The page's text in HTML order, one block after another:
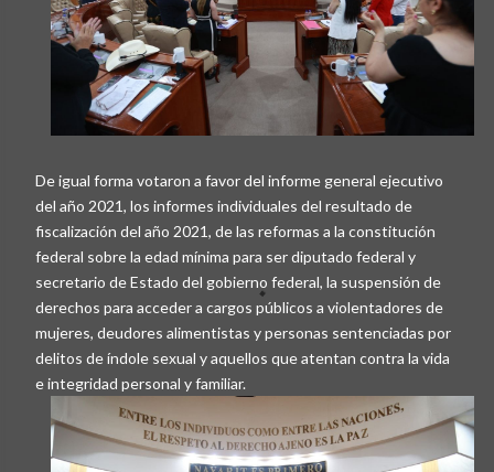
De igual forma votaron a favor del informe general ejecutivo
del año 2021, los informes individuales del resultado de
fiscalización del año 2021, de las reformas a la constitución
federal sobre la edad mínima para ser diputado federal y
secretario de Estado del gobierno federal, la suspensión de
derechos para acceder a cargos públicos a violentadores de
mujeres, deudores alimentistas y personas sentenciadas por
delitos de índole sexual y aquellos que atentan contra la vida
e integridad personal y familiar.